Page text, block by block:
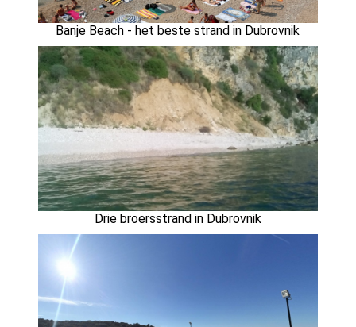
Banje Beach - het beste strand in Dubrovnik
Drie broersstrand in Dubrovnik